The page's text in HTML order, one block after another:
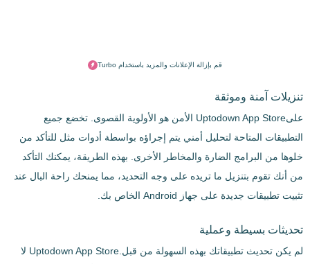
قم بإزالة الإعلانات والمزيد باستخدام Turbo
تنزيلات آمنة وموثقة
علىUptodown App Store الأمن هو الأولوية القصوى. تخضع جميع
التطبيقات المتاحة لتحليل أمني يتم إجراؤه بواسطة أدوات مثل للتأكد من
خلوها من البرامج الضارة والمخاطر الأخرى. بهذه الطريقة، يمكنك التأكد
من أنك تقوم بتنزيل ما تريده على وجه التحديد، مما يمنحك راحة البال عند
تثبيت تطبيقات جديدة على جهاز Android الخاص بك.
تحديثات بسيطة وعملية
لم يكن تحديث تطبيقاتك بهذه السهولة من قبل.Uptodown App Store لا